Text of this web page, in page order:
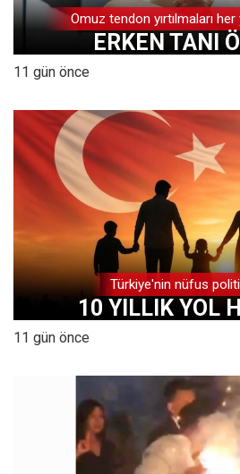
Omuz tendon yırtılmaları
ERKEN TANI
11 gün önce
Türkiye'nin nüfus
10 YILLIK YOL
11 gün önce